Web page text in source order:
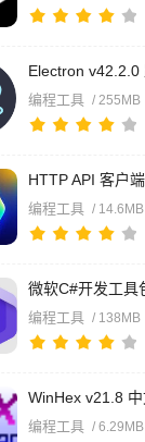
编程工具 / 255MB
编程工具 / 14.6MB
编程工具 / 138MB
编程工具 / 6.29MB